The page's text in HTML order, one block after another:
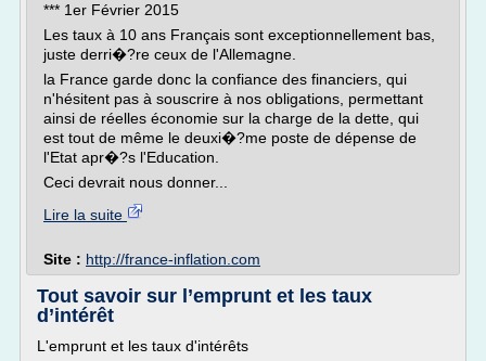
*** 1er Février 2015
Les taux à 10 ans Français sont exceptionnellement bas,
juste derri�?re ceux de l'Allemagne.
la France garde donc la confiance des financiers, qui
n'hésitent pas à souscrire à nos obligations, permettant
ainsi de réelles économie sur la charge de la dette, qui
est tout de même le deuxi�?me poste de dépense de
l'Etat apr�?s l'Education.
Ceci devrait nous donner...
Lire la suite
Site : http://france-inflation.com
Tout savoir sur l’emprunt et les taux
d’intérêt
L'emprunt et les taux d'intérêts